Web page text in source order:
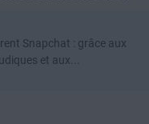
Snapchat : grâce aux
et aux...